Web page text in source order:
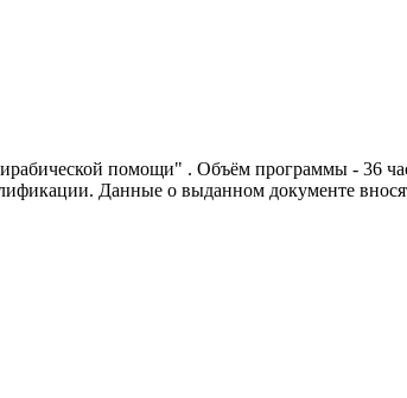
помощи" . Объём программы - 36
Данные о выданном документе